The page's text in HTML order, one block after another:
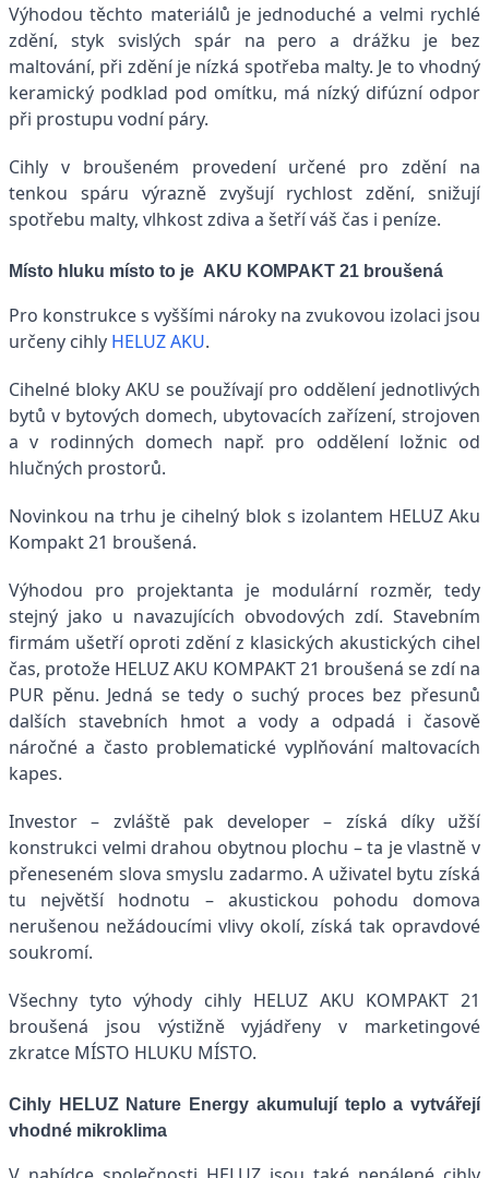
Výhodou těchto materiálů je jednoduché a velmi rychlé
zdění, styk svislých spár na pero a drážku je bez
maltování, při zdění je nízká spotřeba malty. Je to vhodný
keramický podklad pod omítku, má nízký difúzní odpor
při prostupu vodní páry.
Cihly v broušeném provedení určené pro zdění na
tenkou spáru výrazně zvyšují rychlost zdění, snižují
spotřebu malty, vlhkost zdiva a šetří váš čas i peníze.
Místo hluku místo to je AKU KOMPAKT 21 broušená
Pro konstrukce s vyššími nároky na zvukovou izolaci jsou
určeny cihly HELUZ AKU.
Cihelné bloky AKU se používají pro oddělení jednotlivých
bytů v bytových domech, ubytovacích zařízení, strojoven
a v rodinných domech např. pro oddělení ložnic od
hlučných prostorů.
Novinkou na trhu je cihelný blok s izolantem HELUZ Aku
Kompakt 21 broušená.
Výhodou pro projektanta je modulární rozměr, tedy
stejný jako u navazujících obvodových zdí. Stavebním
firmám ušetří oproti zdění z klasických akustických cihel
čas, protože HELUZ AKU KOMPAKT 21 broušená se zdí na
PUR pěnu. Jedná se tedy o suchý proces bez přesunů
dalších stavebních hmot a vody a odpadá i časově
náročné a často problematické vyplňování maltovacích
kapes.
Investor – zvláště pak developer – získá díky užší
konstrukci velmi drahou obytnou plochu – ta je vlastně v
přeneseném slova smyslu zadarmo. A uživatel bytu získá
tu největší hodnotu – akustickou pohodu domova
nerušenou nežádoucími vlivy okolí, získá tak opravdové
soukromí.
Všechny tyto výhody cihly HELUZ AKU KOMPAKT 21
broušená jsou výstižně vyjádřeny v marketingové
zkratce MÍSTO HLUKU MÍSTO.
Cihly HELUZ Nature Energy akumulují teplo a vytvářejí
vhodné mikroklima